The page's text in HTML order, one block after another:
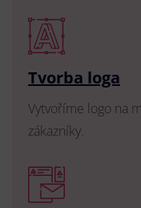
Tvorba loga
Vytvoříme logo na
zákazníky.